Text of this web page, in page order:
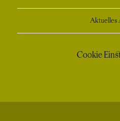
Aktuelles
Cookie